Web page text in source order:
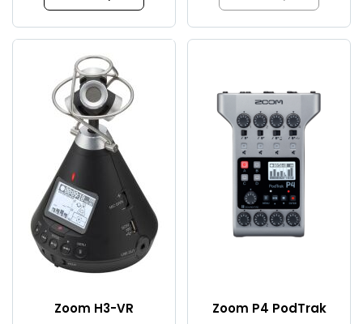
Zoom H3-VR
Zoom P4 PodTrak